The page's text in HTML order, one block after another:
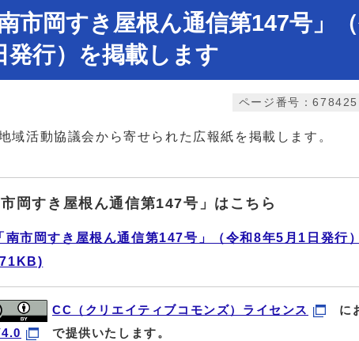
南市岡すき屋根ん通信第147号」
発行）を掲載します
ページ番号：678425
域活動協議会から寄せられた広報紙を掲載します。
市岡すき屋根ん通信第147号」はこちら
南市岡すき屋根ん通信第147号」（令和8年5月1日発行
CC（クリエイティブコモンズ）ライセンス に
で提供いたします。